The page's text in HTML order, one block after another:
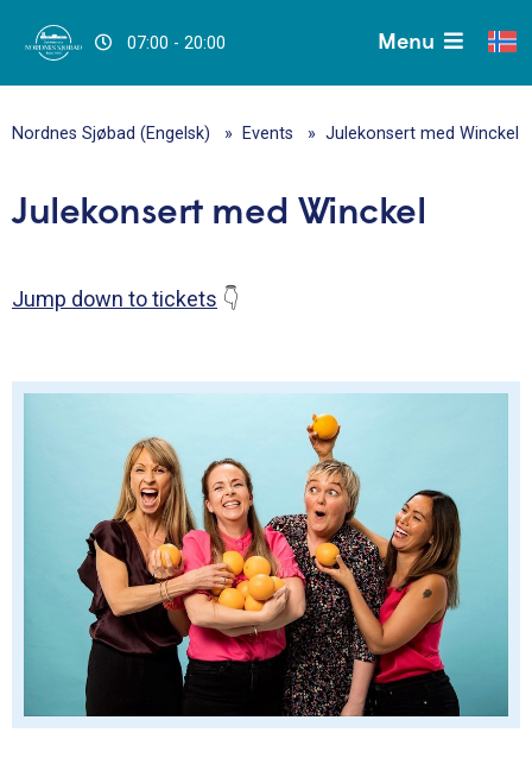
07:00 - 20:00 Menu
Nordnes Sjøbad (Engelsk) Events Julekonsert med Winckel
Julekonsert med Winckel
Jump down to tickets 👇